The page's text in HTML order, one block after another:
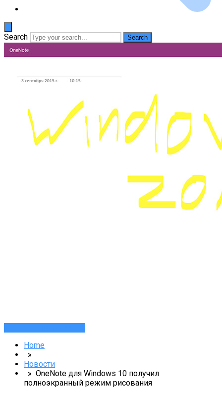
Search
Home
»
Новости
» OneNote для Windows 10 получил
полноэкранный режим рисования